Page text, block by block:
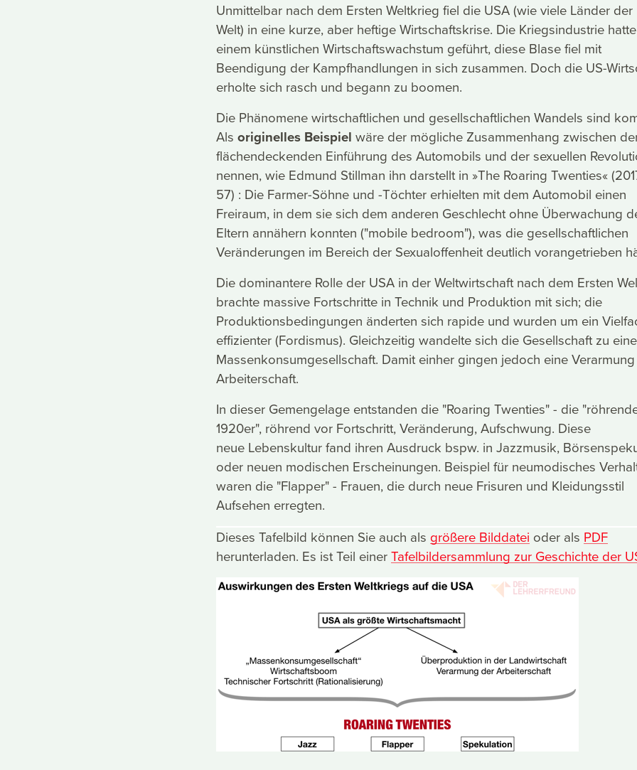
Unmittelbar nach dem Ersten Weltkrieg fiel die USA (wie viele Länder der
Welt) in eine kurze, aber heftige Wirtschaftskrise. Die Kriegsindustrie
einem künstlichen Wirtschaftswachstum geführt, diese Blase fiel mit
Beendigung der Kampfhandlungen in sich zusammen. Doch die US-
erholte sich rasch und begann zu boomen.
Die Phänomene wirtschaftlichen und gesellschaftlichen Wandels sind
Als originelles Beispiel wäre der mögliche Zusammenhang zwischen
flächendeckenden Einführung des Automobils und der sexuellen
nennen, wie Edmund Stillman ihn darstellt in »The Roaring Twenties«
57) : Die Farmer-Söhne und -Töchter erhielten mit dem Automobil einen
Freiraum, in dem sie sich dem anderen Geschlecht ohne Überwachung
Eltern annähern konnten ("mobile bedroom"), was die gesellschaftlichen
Veränderungen im Bereich der Sexualoffenheit deutlich vorangetrieben
Die dominantere Rolle der USA in der Weltwirtschaft nach dem Ersten
brachte massive Fortschritte in Technik und Produktion mit sich; die
Produktionsbedingungen änderten sich rapide und wurden um ein
effizienter (Fordismus). Gleichzeitig wandelte sich die Gesellschaft zu
Massenkonsumgesellschaft. Damit einher gingen jedoch eine
Arbeiterschaft.
In dieser Gemengelage entstanden die "Roaring Twenties" - die
1920er", röhrend vor Fortschritt, Veränderung, Aufschwung. Diese
neue Lebenskultur fand ihren Ausdruck bspw. in Jazzmusik,
oder neuen modischen Erscheinungen. Beispiel für neumodisches
waren die "Flapper" - Frauen, die durch neue Frisuren und Kleidungsstil
Aufsehen erregten.
Dieses Tafelbild können Sie auch als größere Bilddatei oder als PDF
herunterladen. Es ist Teil einerTafelbildersammlung zur Geschichte der